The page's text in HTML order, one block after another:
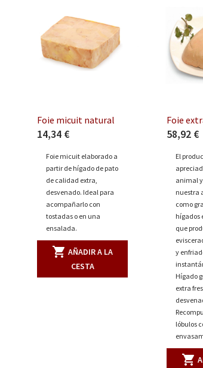
Foie micuit natural
14,34 €
Foie micuit elaborado a
partir de hígado de pato
de calidad extra,
desvenado. Ideal para
acompañarlo con
tostadas o en una
ensalada.
shopping_cart AÑADIR A LA
CESTA
Foie
58,92 €
El
animal
nuestra
como
hígados
que
y
Hígado
extra
lóbulos
shopping_cart